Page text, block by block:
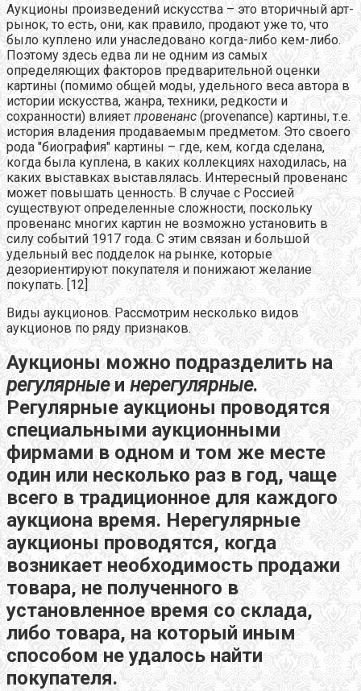
Аукционы произведений искусства – это вторичный арт-
рынок, то есть, они, как правило, продают уже то, что
было куплено или унаследовано когда-либо кем-либо.
Поэтому здесь едва ли не одним из самых
определяющих факторов предварительной оценки
картины (помимо общей моды, удельного веса автора в
истории искусства, жанра, техники, редкости и
сохранности) влияет провенанс (provenance) картины, т.е.
история владения продаваемым предметом. Это своего
рода "биография" картины – где, кем, когда сделана,
когда была куплена, в каких коллекциях находилась, на
каких выставках выставлялась. Интересный провенанс
может повышать ценность. В случае с Россией
существуют определенные сложности, поскольку
провенанс многих картин не возможно установить в
силу событий 1917 года. С этим связан и большой
удельный вес подделок на рынке, которые
дезориентируют покупателя и понижают желание
покупать. [12]
Виды аукционов. Рассмотрим несколько видов
аукционов по ряду признаков.
Аукционы можно подразделить на
регулярныеи нерегулярные.
Регулярные аукционы проводятся
специальными аукционными
фирмами в одном и том же месте
один или несколько раз в год, чаще
всего в традиционное для каждого
аукциона время. Нерегулярные
аукционы проводятся, когда
возникает необходимость продажи
товара, не полученного в
установленное время со склада,
либо товара, на который иным
способом не удалось найти
покупателя.